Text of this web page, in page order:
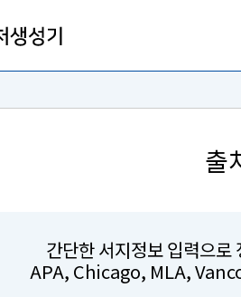
출
간단한 서지정보 입력으로
APA, Chicago, MLA,